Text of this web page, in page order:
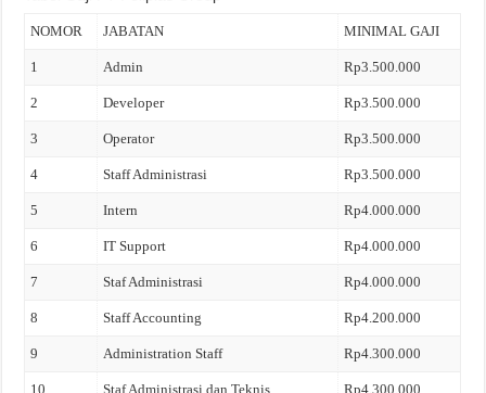
NOMOR JABATAN MINIMAL GAJI
1 Admin Rp3.500.000
2 Developer Rp3.500.000
3 Operator Rp3.500.000
4 Staff Administrasi Rp3.500.000
5 Intern Rp4.000.000
6 IT Support Rp4.000.000
7 Staf Administrasi Rp4.000.000
8 Staff Accounting Rp4.200.000
9 Administration Staff Rp4.300.000
10 Staf Administrasi dan Teknis Rp4.300.000